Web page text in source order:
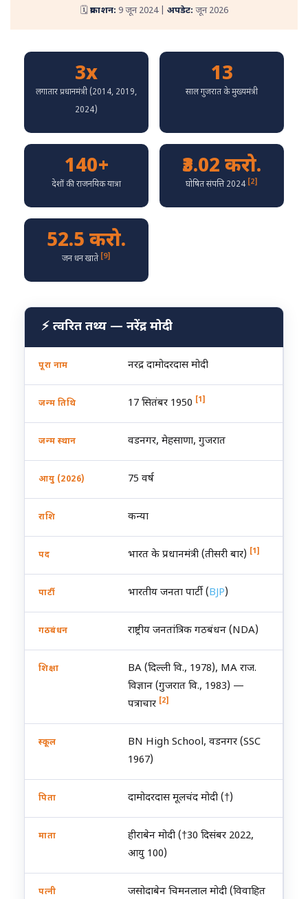
🗓️ प्रकाशन: 9 जून 2024 | अपडेट: जून 2026
3x
लगातार प्रधानमंत्री (2014, 2019,
2024)
13
साल गुजरात के मुख्यमंत्री
140+
देशों की राजनयिक यात्रा
₹3.02 करो.
घोषित संपत्ति 2024 [2]
52.5 करो.
जन धन खाते [9]
⚡ त्वरित तथ्य — नरेंद्र मोदी
पूरा नाम नरेंद्र दामोदरदास मोदी
जन्म तिथि 17 सितंबर 1950 [1]
जन्म स्थान वडनगर, मेहसाणा, गुजरात
आयु (2026) 75 वर्ष
राशि कन्या
पद भारत के प्रधानमंत्री (तीसरी बार) [1]
पार्टी भारतीय जनता पार्टी (BJP)
गठबंधन राष्ट्रीय जनतांत्रिक गठबंधन (NDA)
शिक्षा
BA (दिल्ली वि., 1978), MA राज.
विज्ञान (गुजरात वि., 1983) —
पत्राचार [2]
स्कूल
BN High School, वडनगर (SSC
1967)
पिता दामोदरदास मूलचंद मोदी (†)
माता
हीराबेन मोदी (†30 दिसंबर 2022,
आयु 100)
पत्नी
जसोदाबेन चिमनलाल मोदी (विवाहित